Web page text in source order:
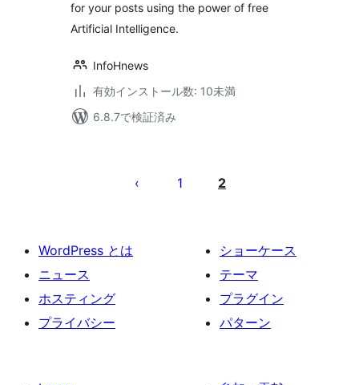
for your posts using the power of free
Artificial Intelligence.
InfoHnews
有効インストール数: 10未満
6.8.7で検証済み
ー
ジ
送
り
1 2
WordPress とは
ニュース
ホスティング
プライバシー
ショーケース
テーマ
プラグイン
パターン